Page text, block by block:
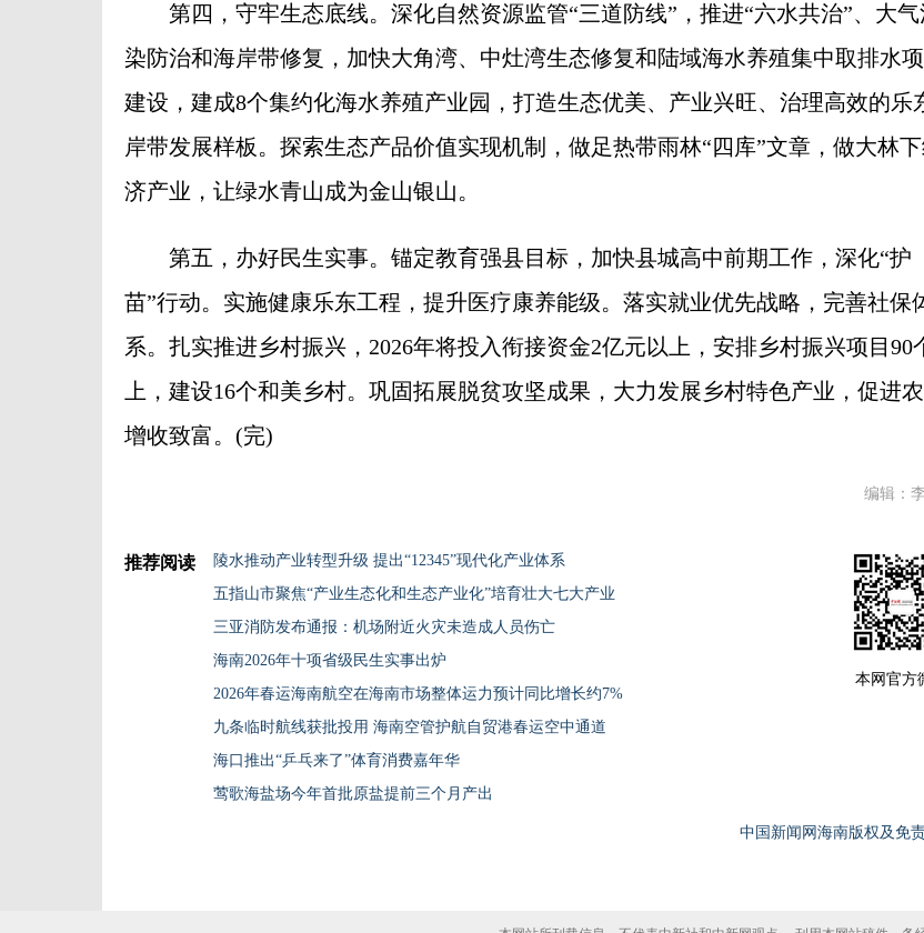
第四，守牢生态底线。深化自然资源监管“三道防线”，推进“六水共治”、大气
染防治和海岸带修复，加快大角湾、中灶湾生态修复和陆域海水养殖集中取排水项
建设，建成8个集约化海水养殖产业园，打造生态优美、产业兴旺、治理高效的乐
岸带发展样板。探索生态产品价值实现机制，做足热带雨林“四库”文章，做大林
济产业，让绿水青山成为金山银山。
第五，办好民生实事。锚定教育强县目标，加快县城高中前期工作，深化“护
苗”行动。实施健康乐东工程，提升医疗康养能级。落实就业优先战略，完善社保
系。扎实推进乡村振兴，2026年将投入衔接资金2亿元以上，安排乡村振兴项目90
上，建设16个和美乡村。巩固拓展脱贫攻坚成果，大力发展乡村特色产业，促进
增收致富。(完)
编辑：
推荐阅读
陵水推动产业转型升级 提出“12345”现代化产业体系
五指山市聚焦“产业生态化和生态产业化”培育壮大七大产业
三亚消防发布通报：机场附近火灾未造成人员伤亡
海南2026年十项省级民生实事出炉
2026年春运海南航空在海南市场整体运力预计同比增长约7%
九条临时航线获批投用 海南空管护航自贸港春运空中通道
海口推出“乒乓来了”体育消费嘉年华
莺歌海盐场今年首批原盐提前三个月产出
本网官方
中国新闻网海南版权及免